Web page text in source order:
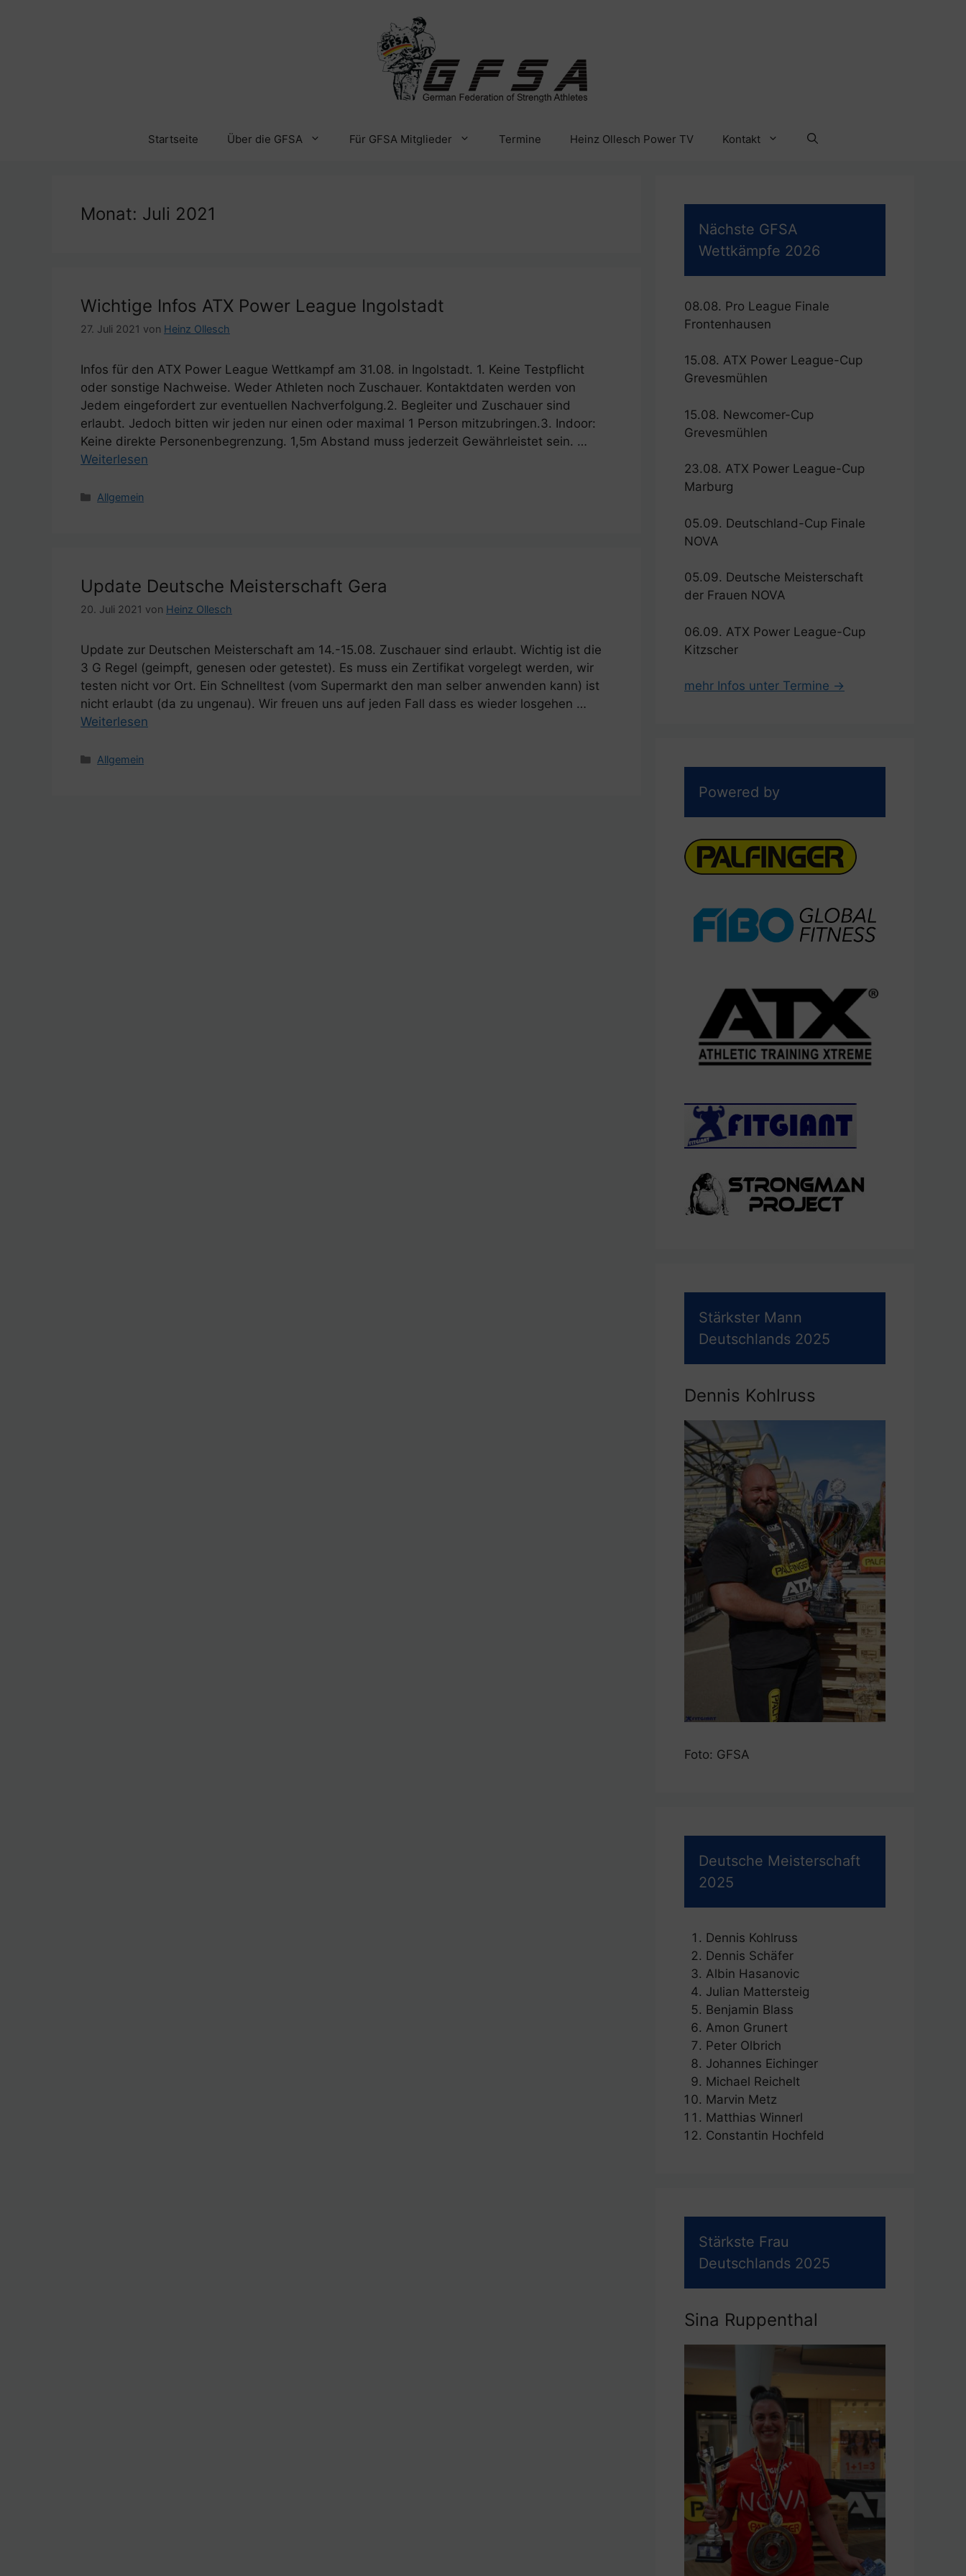
Startseite Über die GFSA Für GFSA Mitglieder Termine Heinz Ollesch Power TV Kontakt
Monat: Juli 2021
Wichtige Infos ATX Power League Ingolstadt
27. Juli 2021 von Heinz Ollesch
Infos für den ATX Power League Wettkampf am 31.08. in Ingolstadt. 1. Keine Testpflicht
oder sonstige Nachweise. Weder Athleten noch Zuschauer. Kontaktdaten werden von
Jedem eingefordert zur eventuellen Nachverfolgung.2. Begleiter und Zuschauer sind
erlaubt. Jedoch bitten wir jeden nur einen oder maximal 1 Person mitzubringen.3. Indoor:
Keine direkte Personenbegrenzung. 1,5m Abstand muss jederzeit Gewährleistet sein. …
Weiterlesen
Kategorien
Allgemein
Update Deutsche Meisterschaft Gera
20. Juli 2021 von Heinz Ollesch
Update zur Deutschen Meisterschaft am 14.-15.08. Zuschauer sind erlaubt. Wichtig ist die
3 G Regel (geimpft, genesen oder getestet). Es muss ein Zertifikat vorgelegt werden, wir
testen nicht vor Ort. Ein Schnelltest (vom Supermarkt den man selber anwenden kann) ist
nicht erlaubt (da zu ungenau). Wir freuen uns auf jeden Fall dass es wieder losgehen …
Weiterlesen
Kategorien
Allgemein
Nächste GFSA
Wettkämpfe 2026
08.08. Pro League Finale
Frontenhausen
15.08. ATX Power League-Cup
Grevesmühlen
15.08. Newcomer-Cup
Grevesmühlen
23.08. ATX Power League-Cup
Marburg
05.09. Deutschland-Cup Finale
NOVA
05.09. Deutsche Meisterschaft
der Frauen NOVA
06.09. ATX Power League-Cup
Kitzscher
mehr Infos unter Termine →
Powered by
Stärkster Mann
Deutschlands 2025
Dennis Kohlruss
Foto: GFSA
Deutsche Meisterschaft
2025
Dennis Kohlruss
Dennis Schäfer
Albin Hasanovic
Julian Mattersteig
Benjamin Blass
Amon Grunert
Peter Olbrich
Johannes Eichinger
Michael Reichelt
Marvin Metz
Matthias Winnerl
Constantin Hochfeld
Stärkste Frau
Deutschlands 2025
Sina Ruppenthal